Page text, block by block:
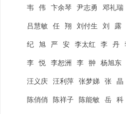
韦 伟 卞余琴 尹志勇 邓礼瑞
吕慧敏 任 翔 刘付生 刘 露
纪 旭 严 安 李太红 李 丹
李 悦 李恕洲 李 翀 杨旭东
汪义庆 汪利萍 张梦娣 张 晶
陈俏俏 陈祥子 陈能敏 岳 科